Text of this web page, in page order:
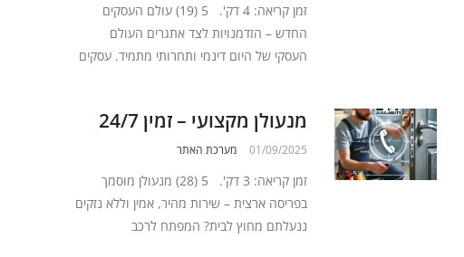
זמן קריאה: 4 דק'. 5 (19) עולם העסקים
החדש – הזדמנויות לצד אתגרים העולם
העסקי של היום דינמי ותחרותי מתמיד. עסקים
מנעולן מקצועי – זמין 24/7
01/09/2025 מערכת האתר
זמן קריאה: 3 דק'. 5 (28) מנעולן מוסמך
בפריסה ארצית – שירות מהיר, אמין וללא נזקים
ננעלתם מחוץ לבית? המפתח לרכב